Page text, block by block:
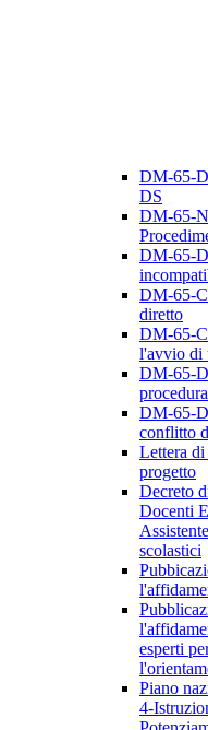
DM-65-
DS
DM-65-
DM-65-
DM-65-
diretto
DM-65-
l'avvio di
DM-65-
DM-65-
conflitto
Lettera
progetto
Decreto
Docenti
scolastici
esperti
Piano
4-